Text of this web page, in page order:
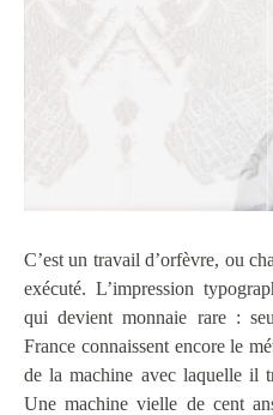
C’est un travail d’orfèvre, ou
exécuté. L’impression
qui devient monnaie rare :
France connaissent encore le
de la machine avec laquelle il
Une machine vielle de cent